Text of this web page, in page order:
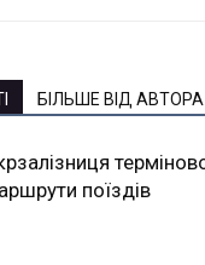
БІЛЬШЕ ВІД АВТОРА
поїздів